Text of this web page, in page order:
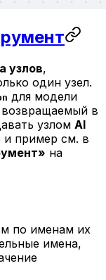
узлов,
один узел.
для модели
возвращаемый в
узлом AI
и пример см. в
на
по именам их
имена,